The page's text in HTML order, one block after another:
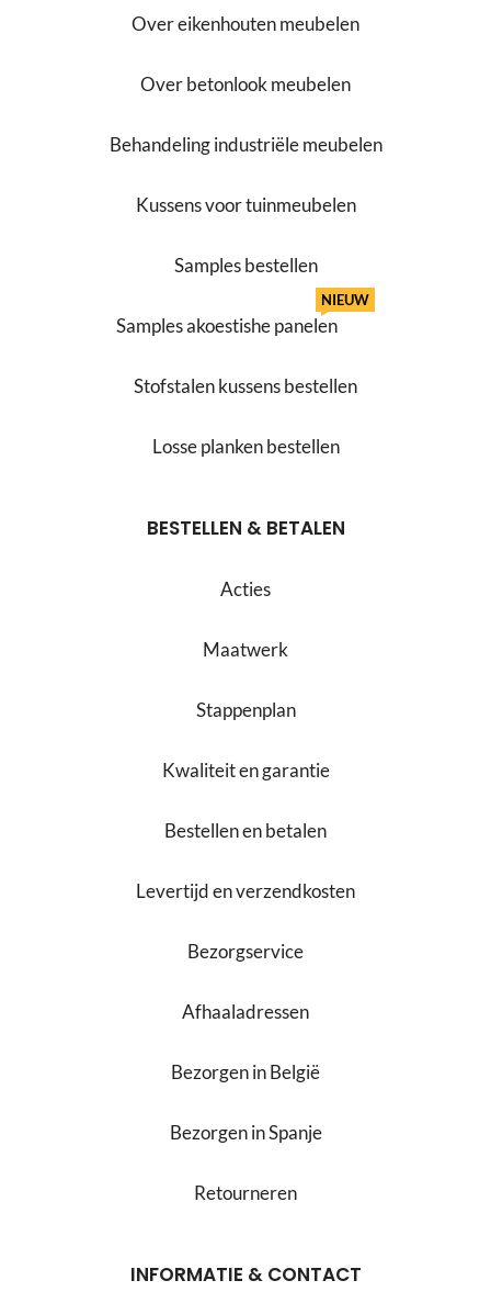
Over eikenhouten meubelen
Over betonlook meubelen
Behandeling industriële meubelen
Kussens voor tuinmeubelen
Samples bestellen
Samples akoestishe panelen
NIEUW
Stofstalen kussens bestellen
Losse planken bestellen
BESTELLEN & BETALEN
Acties
Maatwerk
Stappenplan
Kwaliteit en garantie
Bestellen en betalen
Levertijd en verzendkosten
Bezorgservice
Afhaaladressen
Bezorgen in België
Bezorgen in Spanje
Retourneren
INFORMATIE & CONTACT